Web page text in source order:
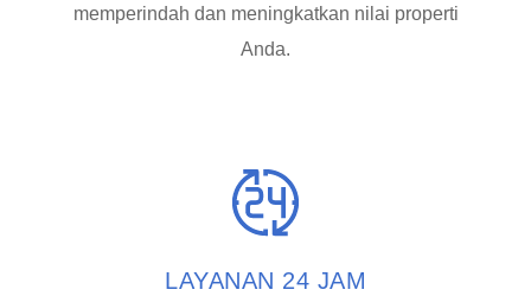
memperindah dan meningkatkan nilai properti
Anda.
LAYANAN 24 JAM